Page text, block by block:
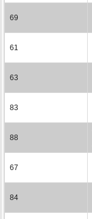
69
61
63
83
88
67
84